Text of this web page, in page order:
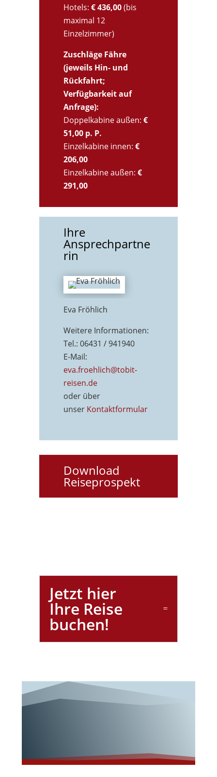
Hotels: € 436,00(bis
maximal 12
Einzelzimmer)
Zuschläge Fähre
(jeweils Hin- und
Rückfahrt;
Verfügbarkeit auf
Anfrage):
Doppelkabine außen: €
51,00 p. P.
Einzelkabine innen: €
206,00
Einzelkabine außen: €
291,00
Ihre
Ansprechpartne
rin
Eva Fröhlich
Weitere Informationen:
Tel.: 06431 / 941940
E-Mail:
eva.froehlich@tobit-
reisen.de
oder über
unser Kontaktformular
Download
Reiseprospekt
Jetzt hier
Ihre Reise
buchen!